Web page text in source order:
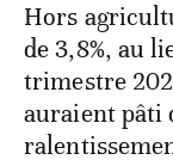
Hors
de 3,8%, au
trimestre
auraient pâti